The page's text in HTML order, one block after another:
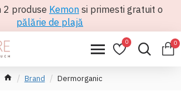
2 produse Kemon si primesti gratuit o
pălărie de plajă
0 0
Brand Dermorganic